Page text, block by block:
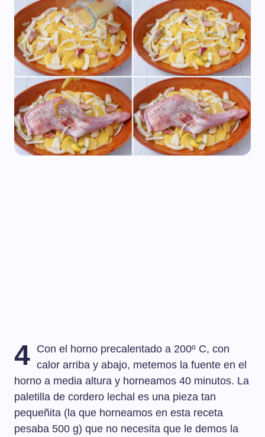
4 Con el horno precalentado a 200º C, con
calor arriba y abajo, metemos la fuente en el
horno a media altura y horneamos 40 minutos. La
paletilla de cordero lechal es una pieza tan
pequeñita (la que horneamos en esta receta
pesaba 500 g) que no necesita que le demos la